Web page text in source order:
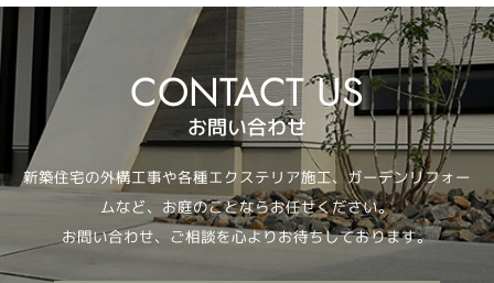
お問い合わせ
新築住宅の外構工事や各種エクステリア施工、ガーデンリフォー
ムなど、お庭のことならお任せください。
お問い合わせ、ご相談を心よりお待ちしております。